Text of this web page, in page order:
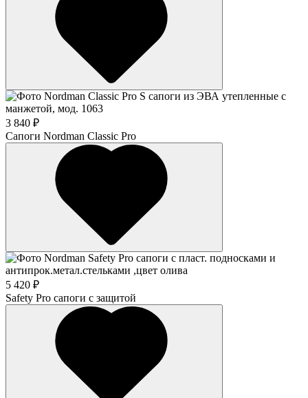
3 840 ₽
Сапоги Nordman Classic Pro
5 420 ₽
Safety Pro сапоги с защитой